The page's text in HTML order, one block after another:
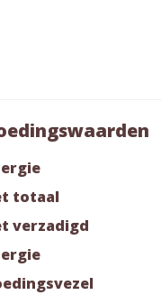
totaal
verzadigd